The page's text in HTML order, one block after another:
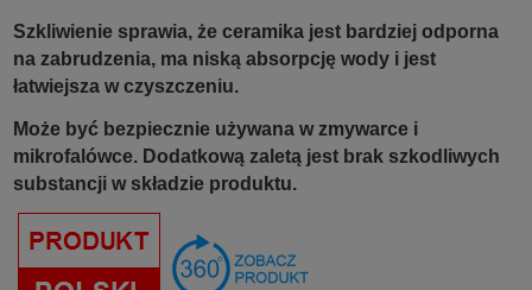
Szkliwienie sprawia, że ceramika jest bardziej odporna
na zabrudzenia, ma niską absorpcję wody i jest
łatwiejsza w czyszczeniu.
Może być bezpiecznie używana w zmywarce i
mikrofalówce. Dodatkową zaletą jest brak szkodliwych
substancji w składzie produktu.